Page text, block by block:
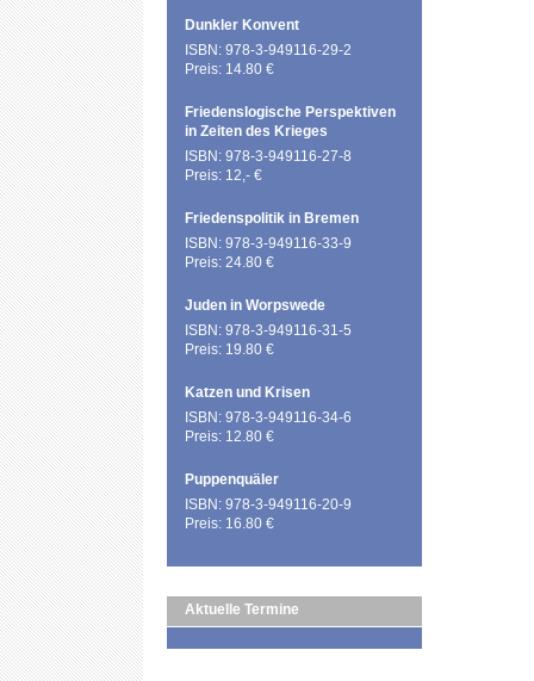
Dunkler Konvent
ISBN: 978-3-949116-29-2
Preis: 14.80 €
Friedenslogische Perspektiven
in Zeiten des Krieges
ISBN: 978-3-949116-27-8
Preis: 12,- €
Friedenspolitik in Bremen
ISBN: 978-3-949116-33-9
Preis: 24.80 €
Juden in Worpswede
ISBN: 978-3-949116-31-5
Preis: 19.80 €
Katzen und Krisen
ISBN: 978-3-949116-34-6
Preis: 12.80 €
Puppenquäler
ISBN: 978-3-949116-20-9
Preis: 16.80 €
Aktuelle Termine